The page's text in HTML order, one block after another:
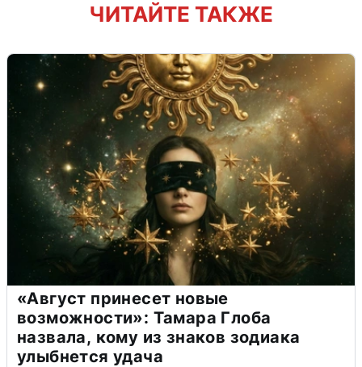
ЧИТАЙТЕ ТАКЖЕ
«Август принесет новые
возможности»: Тамара Глоба
назвала, кому из знаков зодиака
улыбнется удача